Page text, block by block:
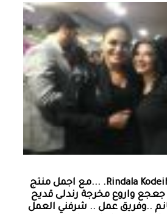
مؤمنة الشامي‏ مع ‏‎Rindala Kodeih‎‏. ...مع اجمل منتج
جعجع واروع مخرجة رندلى قديح
..وفريق عمل .. شرفني العمل